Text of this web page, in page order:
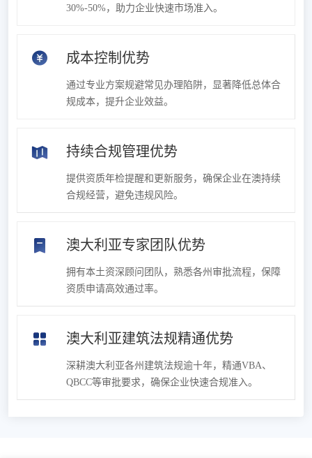
30%-50%，助力企业快速市场准入。
成本控制优势
通过专业方案规避常见办理陷阱，显著降低总体合
规成本，提升企业效益。
持续合规管理优势
提供资质年检提醒和更新服务，确保企业在澳持续
合规经营，避免违规风险。
澳大利亚专家团队优势
拥有本土资深顾问团队，熟悉各州审批流程，保障
资质申请高效通过率。
澳大利亚建筑法规精通优势
深耕澳大利亚各州建筑法规逾十年，精通VBA、
QBCC等审批要求，确保企业快速合规准入。